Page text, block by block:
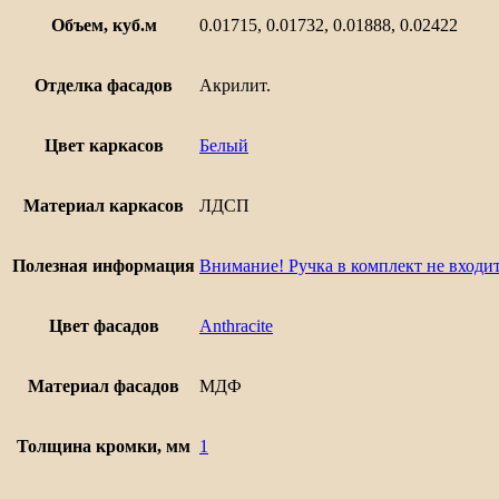
Объем, куб.м 0.01715, 0.01732, 0.01888, 0.02422
Отделка фасадов Акрилит.
Цвет каркасов Белый
Материал каркасов ЛДСП
Полезная информация Внимание! Ручка в комплект не
Цвет фасадов Anthracite
Материал фасадов МДФ
Толщина кромки, мм 1